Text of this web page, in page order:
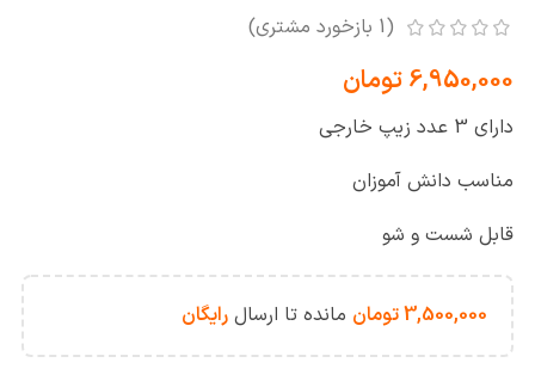
(
1 بازخورد مشتری)
6,950,000تومان
دارای 3 عدد زیپ خارجی
مناسب دانش آموزان
قابل شست و شو
3,500,000تومان مانده تا ارسال رایگان